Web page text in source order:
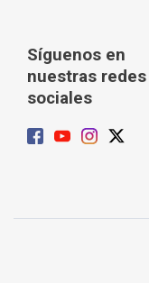
Síguenos en
nuestras redes
sociales